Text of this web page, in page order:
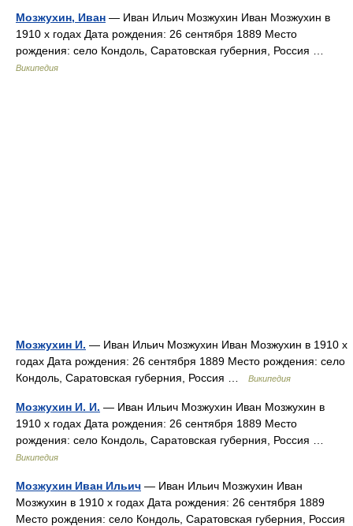
Мозжухин, Иван — Иван Ильич Мозжухин Иван Мозжухин в
1910 х годах Дата рождения: 26 сентября 1889 Место
рождения: село Кондоль, Саратовская губерния, Россия …
Википедия
Мозжухин И. — Иван Ильич Мозжухин Иван Мозжухин в 1910 х
годах Дата рождения: 26 сентября 1889 Место рождения: село
Кондоль, Саратовская губерния, Россия …
Википедия
Мозжухин И. И. — Иван Ильич Мозжухин Иван Мозжухин в
1910 х годах Дата рождения: 26 сентября 1889 Место
рождения: село Кондоль, Саратовская губерния, Россия …
Википедия
Мозжухин Иван Ильич — Иван Ильич Мозжухин Иван
Мозжухин в 1910 х годах Дата рождения: 26 сентября 1889
Место рождения: село Кондоль, Саратовская губерния, Россия